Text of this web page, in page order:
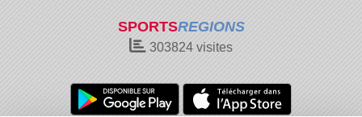
SPORTSREGIONS
303824 visites